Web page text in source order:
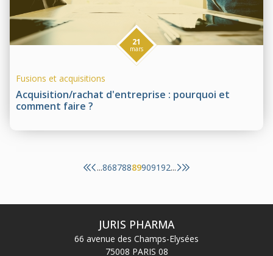
Acquisition/rachat d'entreprise : pourquoi et
comment faire ?
21
mars
Fusions et acquisitions
...86878889909192...
JURIS PHARMA
66 avenue des Champs-Elysées
75008 PARIS 08